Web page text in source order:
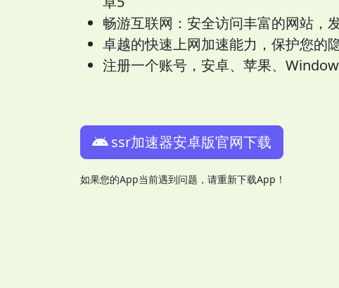
畅游互联网：安全访问丰富的网站，
卓越的快速上网加速能力，保护您的
注册一个账号，安卓、苹果、
ssr加速器安卓版官网下载
如果您的App当前遇到问题，请重新下载App！